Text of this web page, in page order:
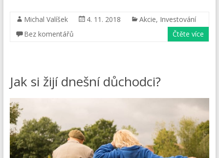
Michal Valíšek 4. 11. 2018 Akcie, Investování
Bez komentářů
Čtěte více
Jak si žijí dnešní důchodci?